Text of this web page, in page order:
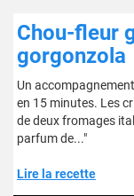
Chou-fleur
gorgonzola
Un
en 15 minutes. Les
de deux fromages
parfum de..."
Lire la recette